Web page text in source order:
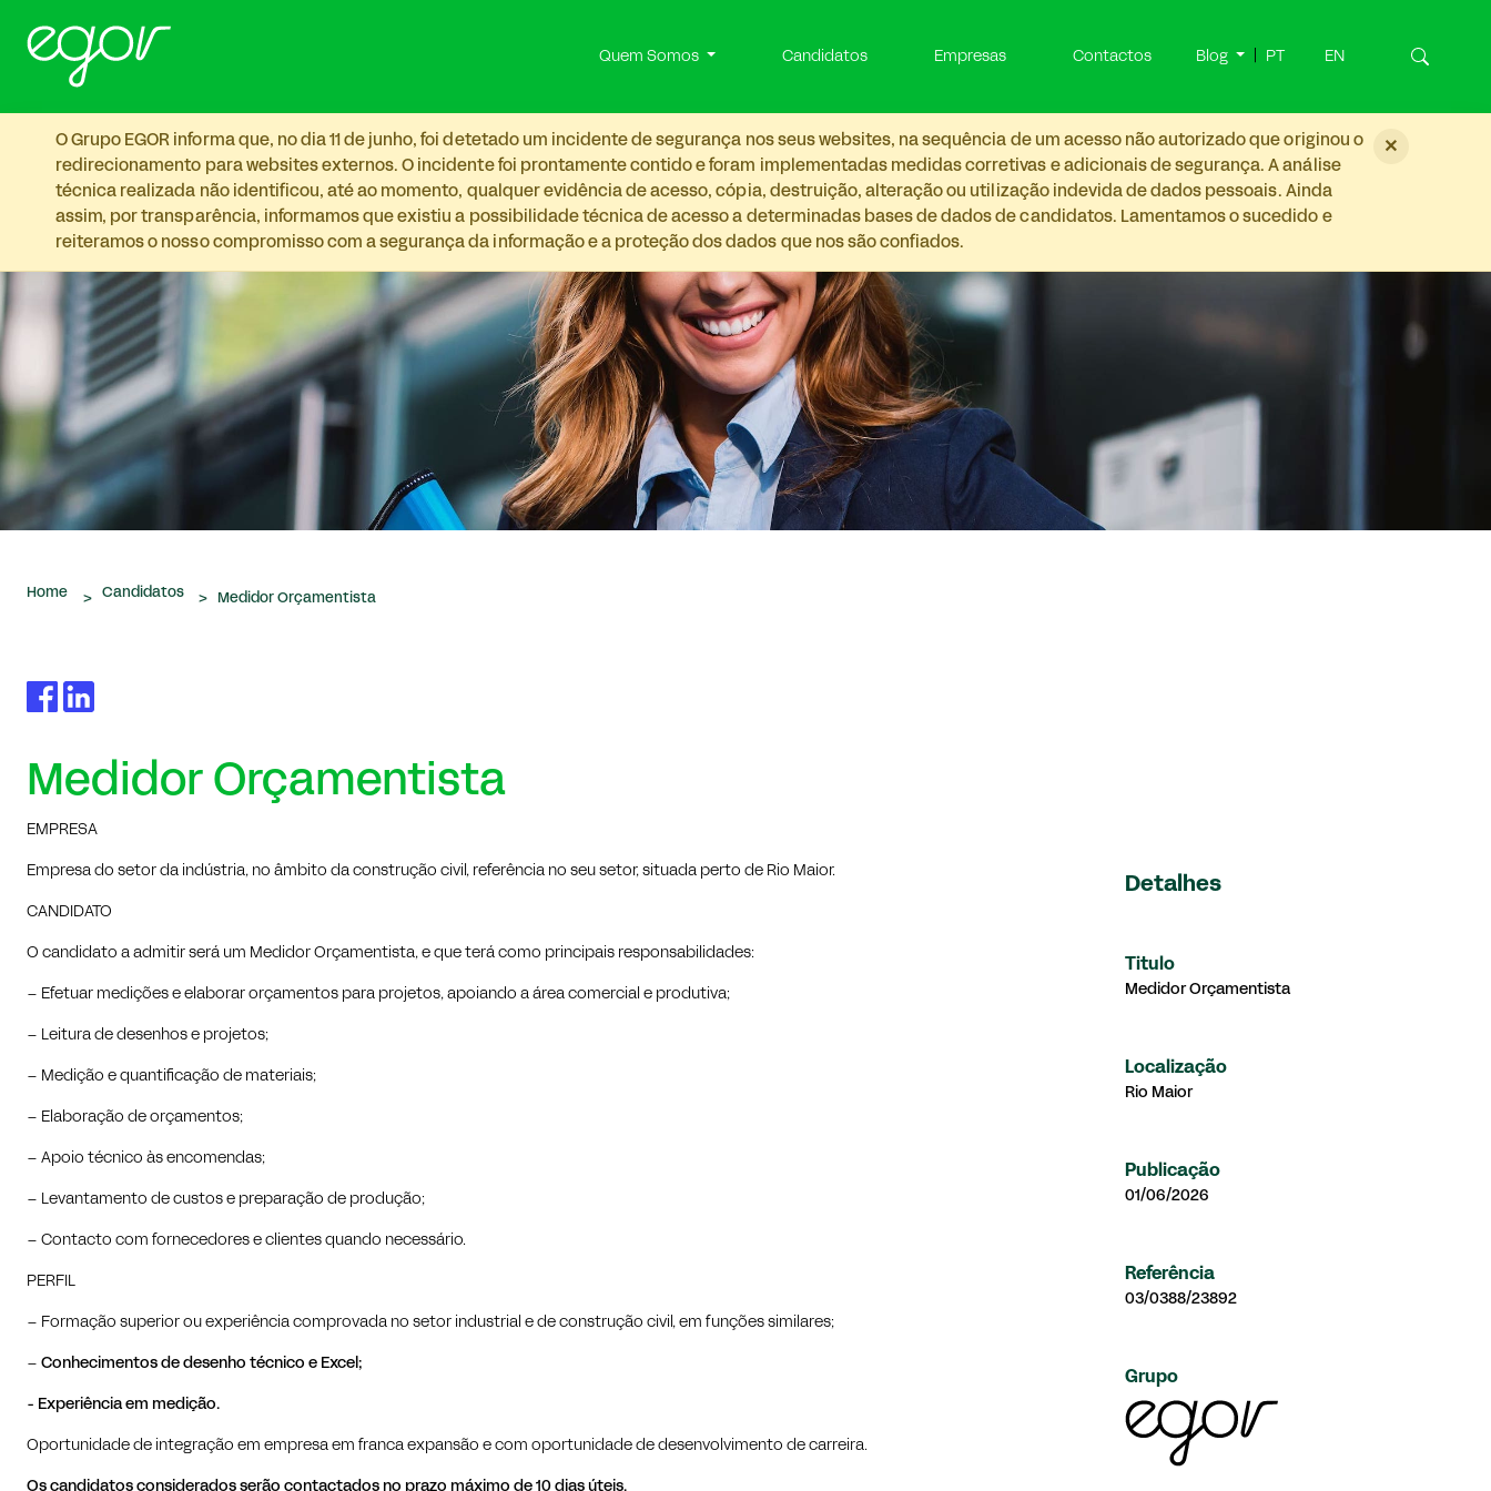
Quem Somos Candidatos Empresas Contactos Blog PT EN
O Grupo EGOR informa que, no dia 11 de junho, foi detetado um incidente de segurança nos seus websites, na sequência de um acesso não autorizado que originou o
redirecionamento para websites externos. O incidente foi prontamente contido e foram implementadas medidas corretivas e adicionais de segurança. A análise
técnica realizada não identificou, até ao momento, qualquer evidência de acesso, cópia, destruição, alteração ou utilização indevida de dados pessoais. Ainda
assim, por transparência, informamos que existiu a possibilidade técnica de acesso a determinadas bases de dados de candidatos. Lamentamos o sucedido e
reiteramos o nosso compromisso com a segurança da informação e a proteção dos dados que nos são confiados.
×
Home > Candidatos > Medidor Orçamentista
Medidor Orçamentista
EMPRESA
Empresa do setor da indústria, no âmbito da construção civil, referência no seu setor, situada perto de Rio Maior.
CANDIDATO
O candidato a admitir será um Medidor Orçamentista, e que terá como principais responsabilidades:
– Efetuar medições e elaborar orçamentos para projetos, apoiando a área comercial e produtiva;
– Leitura de desenhos e projetos;
– Medição e quantificação de materiais;
– Elaboração de orçamentos;
– Apoio técnico às encomendas;
– Levantamento de custos e preparação de produção;
– Contacto com fornecedores e clientes quando necessário.
PERFIL
– Formação superior ou experiência comprovada no setor industrial e de construção civil, em funções similares;
– Conhecimentos de desenho técnico e Excel;
- Experiência em medição.
Oportunidade de integração em empresa em franca expansão e com oportunidade de desenvolvimento de carreira.
Os candidatos considerados serão contactados no prazo máximo de 10 dias úteis.
Detalhes
Titulo
Medidor Orçamentista
Localização
Rio Maior
Publicação
01/06/2026
Referência
03/0388/23892
Grupo